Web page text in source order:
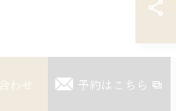
人の条件
わけではなく、特定
わせ 予約はこちら